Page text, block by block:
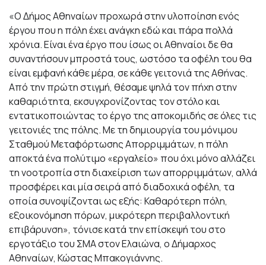
«Ο Δήμος Αθηναίων προχωρά στην υλοποίηση ενός
έργου που η πόλη έχει ανάγκη εδώ και πάρα πολλά
χρόνια. Είναι ένα έργο που ίσως οι Αθηναίοι δε θα
συναντήσουν μπροστά τους, ωστόσο τα οφέλη του θα
είναι εμφανή κάθε μέρα, σε κάθε γειτονιά της Αθήνας.
Από την πρώτη στιγμή, θέσαμε ψηλά τον πήχη στην
καθαριότητα, εκσυγχρονίζοντας τον στόλο και
εντατικοποιώντας το έργο της αποκομιδής σε όλες τις
γειτονιές της πόλης. Με τη δημιουργία του μόνιμου
Σταθμού Μεταφόρτωσης Απορριμμάτων, η πόλη
αποκτά ένα πολύτιμο «εργαλείο» που όχι μόνο αλλάζει
τη νοοτροπία στη διαχείριση των απορριμμάτων, αλλά
προσφέρει και μία σειρά από διαδοχικά οφέλη, τα
οποία συνοψίζονται ως εξής: Καθαρότερη πόλη,
εξοικονόμηση πόρων, μικρότερη περιβαλλοντική
επιβάρυνση», τόνισε κατά την επίσκεψή του στο
εργοτάξιο του ΣΜΑ στον Ελαιώνα, ο Δήμαρχος
Αθηναίων, Κώστας Μπακογιάννης.